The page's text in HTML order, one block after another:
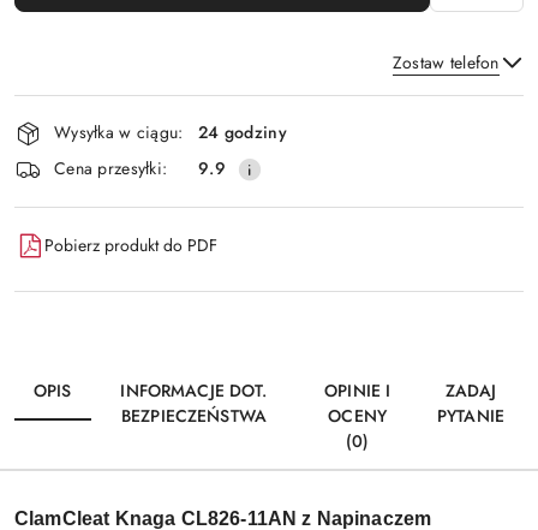
Zostaw telefon
Wyślij
Dostępność
i
dostawa
Wysyłka w ciągu:
24 godziny
Cena przesyłki:
9.9
Pobierz produkt do PDF
OPIS
INFORMACJE DOT.
BEZPIECZEŃSTWA
OPINIE I
OCENY
(0)
ZADAJ
PYTANIE
ClamCleat Knaga CL826-11AN z Napinaczem